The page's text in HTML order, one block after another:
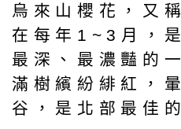
烏來山櫻花，又
在每年1~3月，
最深、最濃豔的
滿樹繽紛緋紅，
谷，是北部最佳